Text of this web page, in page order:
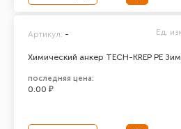
Химический анкер TECH-KREP PE
Артикул: - Ед.
последняя цена:
0.00 ₽